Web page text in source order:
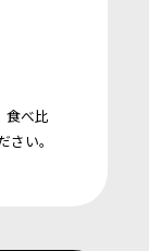
食べ比
さい。